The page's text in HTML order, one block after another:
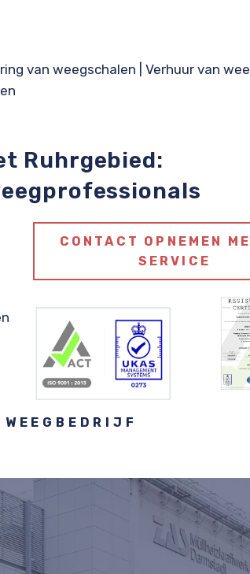
van weegschalen Verhuur van
Ruhrgebied:
CONTACT OPNEMEN
SERVICE